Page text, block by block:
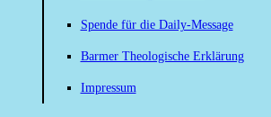
Spende für die Daily-Message
Barmer Theologische Erklärung
Impressum